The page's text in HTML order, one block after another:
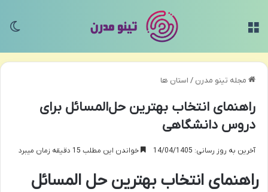
مجله تینو مدرن / استان ها
راهنمای انتخاب بهترین حل‌المسائل برای
دروس دانشگاهی
آخرین به روز رسانی: 14/04/1405 خواندن این مطلب 15 دقیقه زمان میبرد
راهنمای انتخاب بهترین حل المسائل